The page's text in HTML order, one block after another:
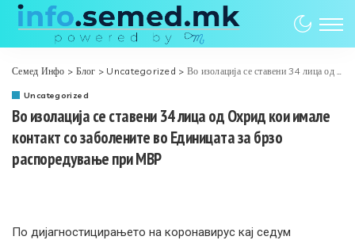
Семед Инфо > Блог > Uncategorized > Во изолација се ставени 34 лица од Охрид кои имале контакт со заболените во Единицата за брзо распоредување при МВР
Uncategorized
Во изолација се ставени 34 лица од Охрид кои имале
контакт со заболените во Единицата за брзо
распоредување при МВР
По дијагностицирањето на коронавирус кај седум